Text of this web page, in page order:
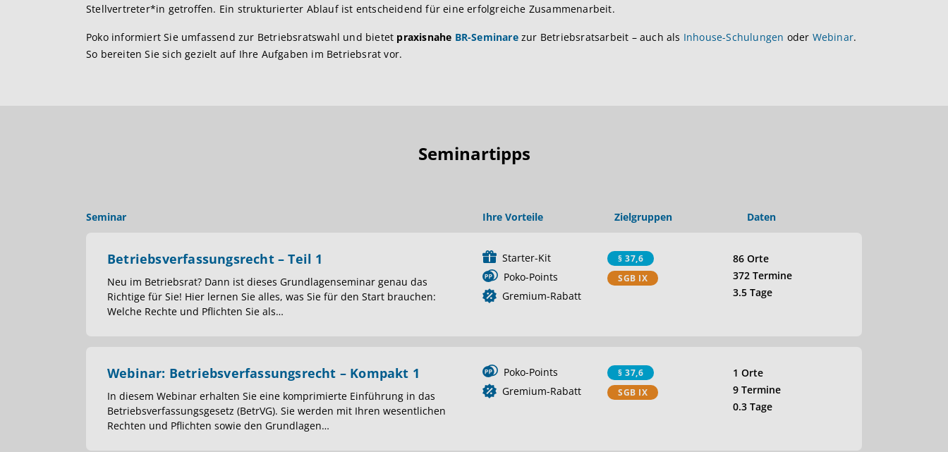
Stellvertreter*in getroffen. Ein strukturierter Ablauf ist entscheidend für eine erfolgreiche Zusammenarbeit.
Poko informiert Sie umfassend zur Betriebsratswahl und bietet praxisnahe BR-Seminarezur Betriebsratsarbeit – auch als Inhouse-Schulungen oder Webinar.
So bereiten Sie sich gezielt auf Ihre Aufgaben im Betriebsrat vor.
Seminartipps
Seminar Ihre Vorteile Zielgruppen Daten
Betriebsverfassungsrecht – Teil 1
Neu im Betriebsrat? Dann ist dieses Grundlagenseminar genau das
Richtige für Sie! Hier lernen Sie alles, was Sie für den Start brauchen:
Welche Rechte und Pflichten Sie als…
Starter-Kit
Poko-Points
Gremium-Rabatt
§ 37,6
SGB IX
86 Orte
372 Termine
3.5 Tage
Webinar: Betriebsverfassungsrecht – Kompakt 1
In diesem Webinar erhalten Sie eine komprimierte Einführung in das
Betriebsverfassungsgesetz (BetrVG). Sie werden mit Ihren wesentlichen
Rechten und Pflichten sowie den Grundlagen…
Poko-Points
Gremium-Rabatt
§ 37,6
SGB IX
1 Orte
9 Termine
0.3 Tage